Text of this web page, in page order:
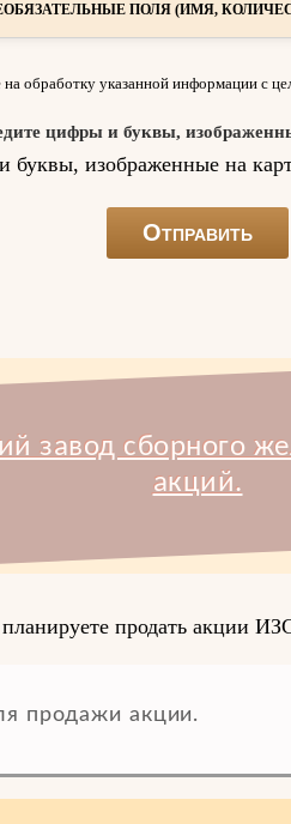
ПОЛЯ (ИМЯ,
обработку указанной информации с
цифры и буквы,
завод сборного
акций.
продать акции
продажи акции.